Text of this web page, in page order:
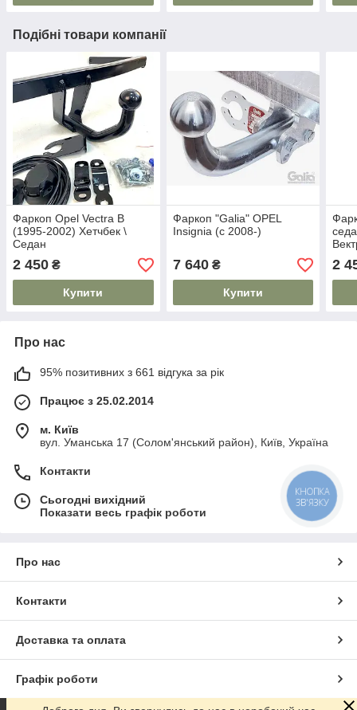
Подібні товари компанії
Фаркоп Opel Vectra B
(1995-2002) Хетчбек \
Седан
2 450 ₴
Купити
Фаркоп "Galia" OPEL
Insignia (c 2008-)
7 640₴
Купити
2
Про нас
95% позитивних з 661 відгука за рік
Працює з 25.02.2014
м. Київ
вул. Уманська 17 (Солом'янський район), Київ, Україна
Контакти
Сьогодні вихідний
Показати весь графік роботи
Про нас
Контакти
Доставка та оплата
Графік роботи
КНОПКА
ЗВ'ЯЗКУ